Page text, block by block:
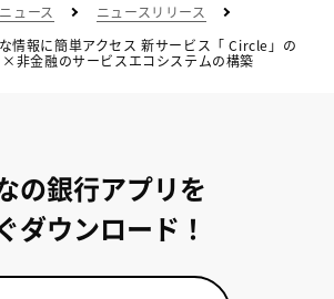
ニュース
ニュースリリース
情報に簡単アクセス 新サービス「 Circle」の
非金融のサービスエコシステムの構築
の銀行アプリを
ダウンロード！